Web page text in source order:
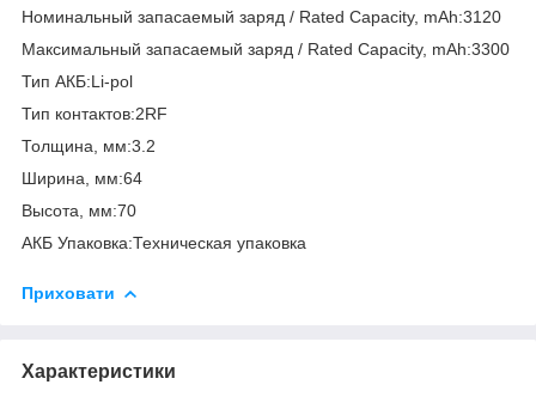
Номинальный запасаемый заряд / Rated Capacity, mAh:3120
Максимальный запасаемый заряд / Rated Capacity, mAh:3300
Тип АКБ:Li-pol
Тип контактов:2RF
Толщина, мм:3.2
Ширина, мм:64
Высота, мм:70
АКБ Упаковка:Техническая упаковка
Приховати
Характеристики